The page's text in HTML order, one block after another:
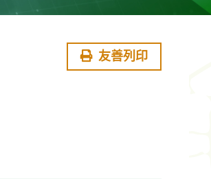
友善列印